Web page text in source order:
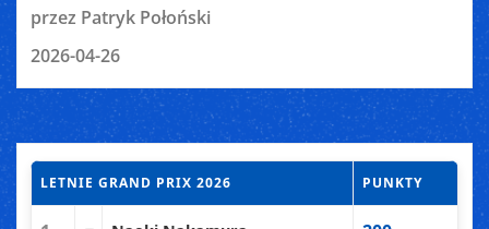
przez Patryk Połoński
2026-04-26
LETNIE GRAND PRIX 2026 PUNKTY